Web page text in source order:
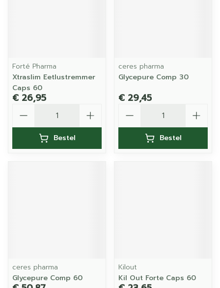
Forté Pharma
Xtraslim Eetlustremmer
Caps 60
€ 26,95
Bestel
ceres pharma
Glycepure Comp 30
€ 29,45
Bestel
ceres pharma
Glycepure Comp 60
Kilout
Kil Out Forte Caps 60